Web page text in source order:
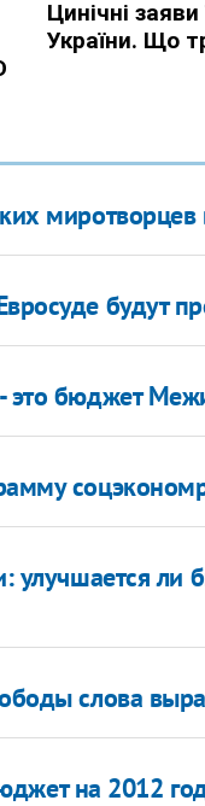
миротворцев
будут
бюджет
улучшается ли
слова
на 2012